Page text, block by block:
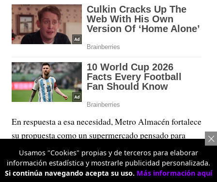
En respuesta a esa necesidad, Metro Almacén fortalece
su propuesta como un supermercado pensado para
quienes hacen las compras del hogar y para quienes
también necesitan abastecer un negocio. Su apuesta gira
alrededor de un concepto claro: “Más barato. Más
Usamos "Cookies" propias y de terceros para elaborar
información estadística y mostrarle publicidad personalizada.
Si continúa navegando acepta su uso. Más información aquí